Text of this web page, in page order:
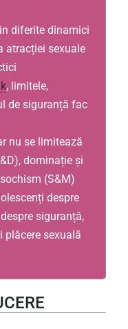
diferite dinamici
atracției sexuale
, limitele,
de siguranță fac
nu se limitează
dominație și
(S&M)
despre
siguranță,
sexuală